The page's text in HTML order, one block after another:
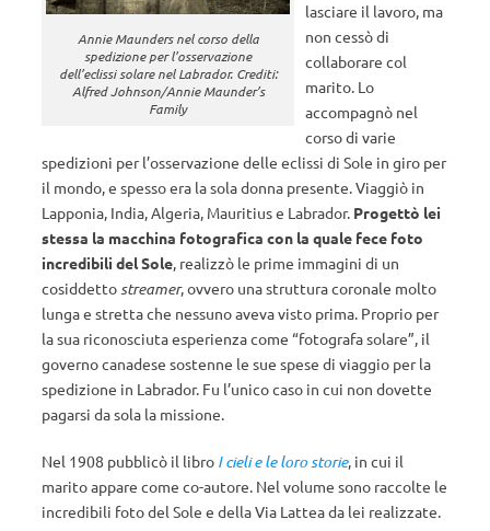
Annie Maunders nel corso della
spedizione per l’osservazione
dell’eclissi solare nel Labrador. Crediti:
Alfred Johnson/Annie Maunder’s
Family
lasciare il lavoro, ma
non cessò di
collaborare col
marito. Lo
accompagnò nel
corso di varie
spedizioni per l’osservazione delle eclissi di Sole in giro per
il mondo, e spesso era la sola donna presente. Viaggiò in
Lapponia, India, Algeria, Mauritius e Labrador. Progettò lei
stessa la macchina fotografica con la quale fece foto
incredibili del Sole, realizzò le prime immagini di un
cosiddettostreamer, ovvero una struttura coronale molto
lunga e stretta che nessuno aveva visto prima. Proprio per
la sua riconosciuta esperienza come “fotografa solare”, il
governo canadese sostenne le sue spese di viaggio per la
spedizione in Labrador. Fu l’unico caso in cui non dovette
pagarsi da sola la missione.
Nel 1908 pubblicò il libro I cieli e le loro storie, in cui il
marito appare come co-autore. Nel volume sono raccolte le
incredibili foto del Sole e della Via Lattea da lei realizzate.